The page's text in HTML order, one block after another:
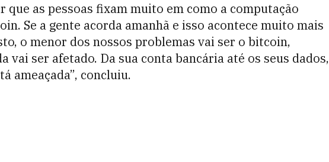
que as pessoas fixam muito em como a computação
Se a gente acorda amanhã e isso acontece muito mais
o menor dos nossos problemas vai ser o bitcoin,
vai ser afetado. Da sua conta bancária até os seus dados,
ameaçada”, concluiu.